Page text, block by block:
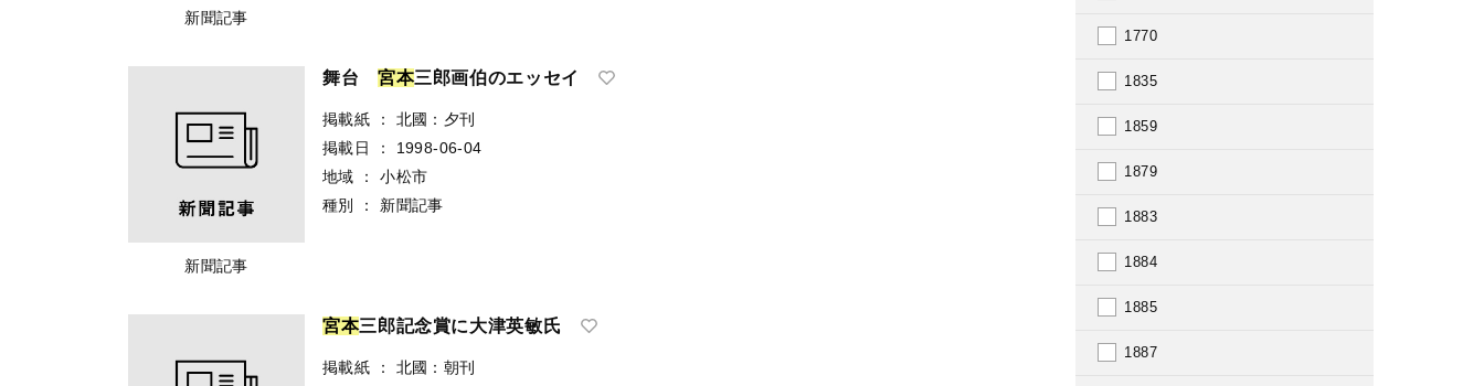
新聞記事
新聞記事
舞台 宮本三郎画伯のエッセイ
掲載紙 ：
北國：夕刊
掲載日
：
1998-06-04
地域
：
小松市
種別
： 新聞記事
宮本三郎記念賞に大津英敏氏
掲載紙 ：
北國：朝刊
1770
1835
1859
1879
1883
1884
1885
1887